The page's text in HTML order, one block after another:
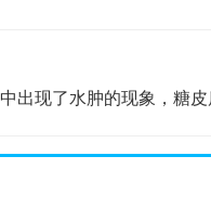
出现了水肿的现象，糖